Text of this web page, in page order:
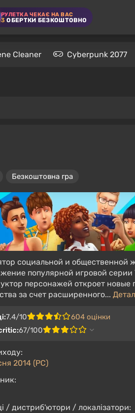
РУЛЕТКА ЧЕКАЄ НА ВАС
3 ОБЕРТКИ БЕЗКОШТОВНО
Cleaner Cyberpunk 2077
Безкоштовна гра
социальной и общественной
популярной игровой серии
персонажей откроет новые
за счет расширенного...
7.4/10
604 оцінки
67/100
2014 (PC)
/ дистриб'ютори / локалізатори: